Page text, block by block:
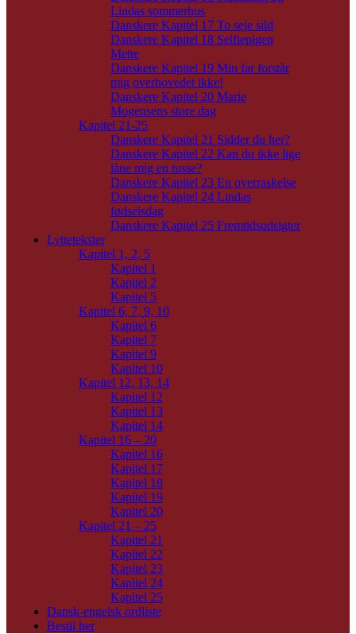
Lindas sommerhus
Danskere Kapitel 17 To seje sild
Danskere Kapitel 18 Selfiepigen
Mette
Danskere Kapitel 19 Min far forstår
mig overhovedet ikke!
Danskere Kapitel 20 Marie
Mogensens store dag
Kapitel 21-25
Danskere Kapitel 21 Sidder du her?
Danskere Kapitel 22 Kan du ikke lige
låne mig en tusse?
Danskere Kapitel 23 En overraskelse
Danskere Kapitel 24 Lindas
fødselsdag
Danskere Kapitel 25 Fremtidsudsigter
Lyttetekster
Kapitel 1, 2, 5
Kapitel 1
Kapitel 2
Kapitel 5
Kapitel 6, 7, 9, 10
Kapitel 6
Kapitel 7
Kapitel 9
Kapitel 10
Kapitel 12, 13, 14
Kapitel 12
Kapitel 13
Kapitel 14
Kapitel 16 – 20
Kapitel 16
Kapitel 17
Kapitel 18
Kapitel 19
Kapitel 20
Kapitel 21 – 25
Kapitel 21
Kapitel 22
Kapitel 23
Kapitel 24
Kapitel 25
Dansk-engelsk ordliste
Bestil her